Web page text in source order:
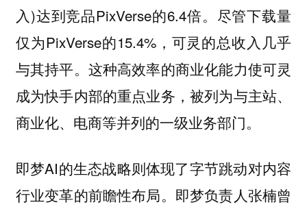
入)达到竞品PixVerse的6.4倍。尽管下载量
仅为PixVerse的15.4%，可灵的总收入几乎
与其持平。这种高效率的商业化能力使可灵
成为快手内部的重点业务，被列为与主站、
商业化、电商等并列的一级业务部门。
即梦AI的生态战略则体现了字节跳动对内容
行业变革的前瞻性布局。即梦负责人张楠曾